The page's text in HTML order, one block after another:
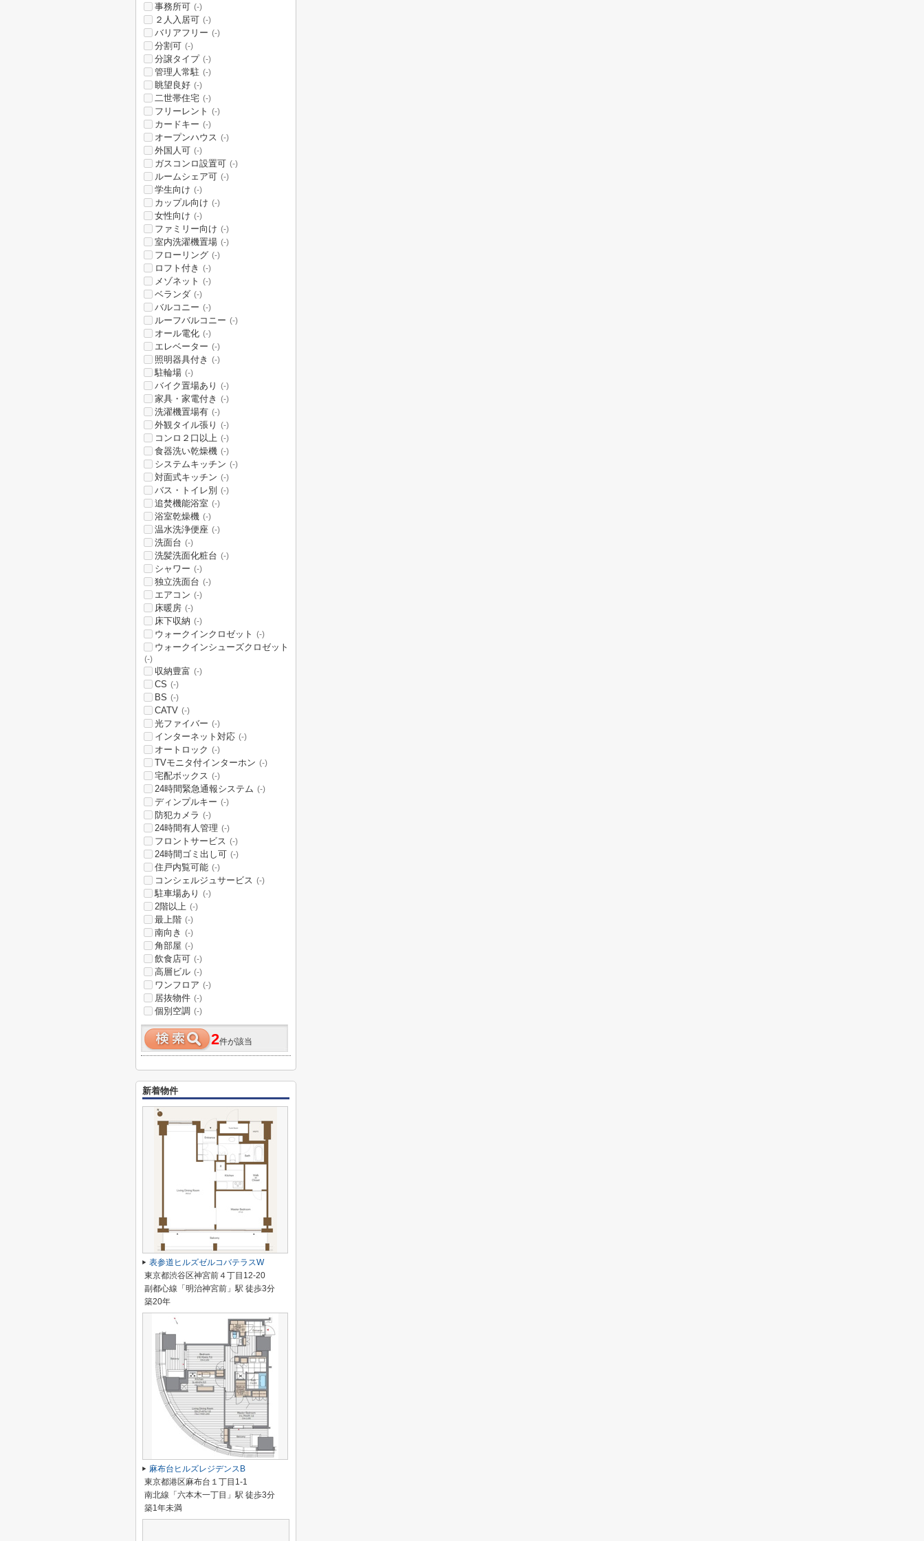
事務所可 (-)
２人入居可 (-)
バリアフリー (-)
分割可 (-)
分譲タイプ (-)
管理人常駐 (-)
眺望良好 (-)
二世帯住宅 (-)
フリーレント (-)
カードキー (-)
オープンハウス (-)
外国人可 (-)
ガスコンロ設置可 (-)
ルームシェア可 (-)
学生向け (-)
カップル向け (-)
女性向け (-)
ファミリー向け (-)
室内洗濯機置場 (-)
フローリング (-)
ロフト付き (-)
メゾネット (-)
ベランダ (-)
バルコニー (-)
ルーフバルコニー (-)
オール電化 (-)
エレベーター (-)
照明器具付き (-)
駐輪場 (-)
バイク置場あり (-)
家具・家電付き (-)
洗濯機置場有 (-)
外観タイル張り (-)
コンロ２口以上 (-)
食器洗い乾燥機 (-)
システムキッチン (-)
対面式キッチン (-)
バス・トイレ別 (-)
追焚機能浴室 (-)
浴室乾燥機 (-)
温水洗浄便座 (-)
洗面台 (-)
洗髪洗面化粧台 (-)
シャワー (-)
独立洗面台 (-)
エアコン (-)
床暖房 (-)
床下収納 (-)
ウォークインクロゼット (-)
ウォークインシューズクロゼット
(-)
収納豊富 (-)
CS (-)
BS (-)
CATV (-)
光ファイバー (-)
インターネット対応 (-)
オートロック (-)
TVモニタ付インターホン (-)
宅配ボックス (-)
24時間緊急通報システム (-)
ディンプルキー (-)
防犯カメラ (-)
24時間有人管理 (-)
フロントサービス (-)
24時間ゴミ出し可 (-)
住戸内覧可能 (-)
コンシェルジュサービス (-)
駐車場あり (-)
2階以上 (-)
最上階 (-)
南向き (-)
角部屋 (-)
飲食店可 (-)
高層ビル (-)
ワンフロア (-)
居抜物件 (-)
個別空調 (-)
2件が該当
新着物件
表参道ヒルズゼルコバテラスW
東京都渋谷区神宮前４丁目12-20
副都心線「明治神宮前」駅 徒歩3分
築20年
麻布台ヒルズレジデンスB
東京都港区麻布台１丁目1-1
南北線「六本木一丁目」駅 徒歩3分
築1年未満